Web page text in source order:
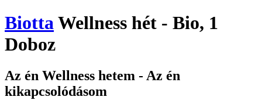
BiottaWellness hét - Bio, 1
Doboz
Az én Wellness hetem - Az én
kikapcsolódásom